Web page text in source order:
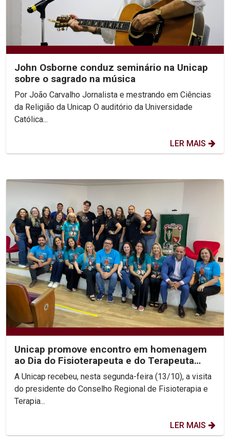
John Osborne conduz seminário na Unicap
sobre o sagrado na música
Por João Carvalho Jornalista e mestrando em Ciências
da Religião da Unicap O auditório da Universidade
Católica...
LER MAIS
Unicap promove encontro em homenagem
ao Dia do Fisioterapeuta e do Terapeuta
Ocupacional
A Unicap recebeu, nesta segunda-feira (13/10), a visita
do presidente do Conselho Regional de Fisioterapia e
Terapia...
LER MAIS